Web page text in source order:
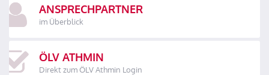
ANSPRECHPARTNER
im Überblick
ÖLV ATHMIN
Direkt zum ÖLV Athmin Login